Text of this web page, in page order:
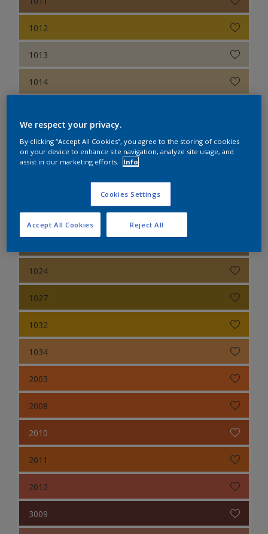
Sikkens Colour Futures 2021
Sikkens Colour Futures 2019
1012
1013
1014
1017
1019
1024
1027
1032
1034
2003
2008
2010
2011
2012
3009
We respect your privacy.
By clicking “Accept All Cookies”, you agree to the storing of cookies
on your device to enhance site navigation, analyze site usage, and
assist in our marketing efforts.
Info
Cookies Settings
Reject All
Accept All Cookies